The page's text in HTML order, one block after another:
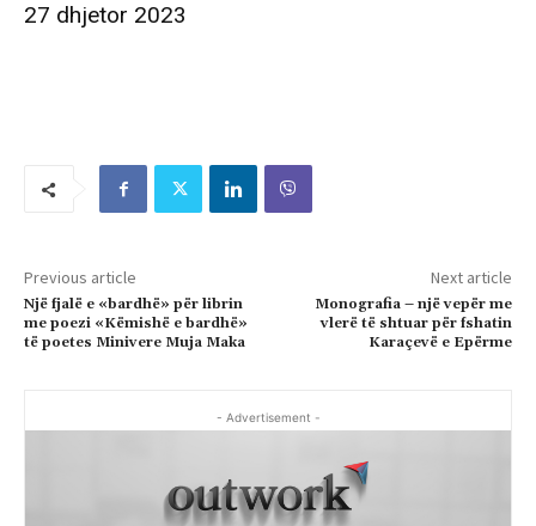
27 dhjetor 2023
Previous article
Një fjalë e «bardhë» për librin
me poezi «Këmishë e bardhë»
të poetes Minivere Muja Maka
Next article
Monografia – një vepër me
vlerë të shtuar për fshatin
Karaçevë e Epërme
- Advertisement -